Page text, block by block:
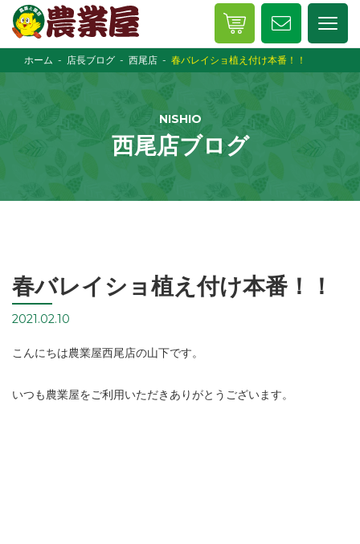
ホーム 店長ブログ 西尾店 春バレイショ植え付け本番！！
NISHIO
西尾店ブログ
春バレイショ植え付け本番！！
2021.02.10
こんにちは農業屋西尾店の山下です。
いつも農業屋をご利用いただきありがとうございます。